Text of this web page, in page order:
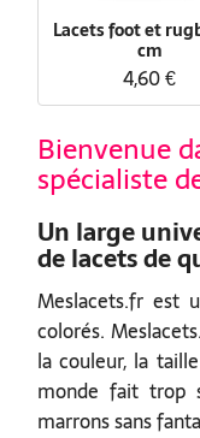
Lacets foot et
cm
4,60 €
Bienvenue
spécialiste
Un large
de lacets de
Meslacets.fr est
colorés.
la couleur, la
monde fait trop
marrons sans